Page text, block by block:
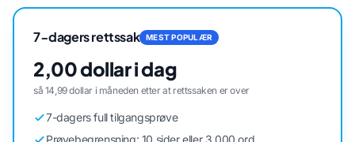
7-dagers rettssak MEST POPULÆR
2,00 dollar i dag
så 14,99 dollar i måneden etter at rettssaken er over
7-dagers full tilgangsprøve
Prøvebegrensning: 10 sider eller 3 000 ord